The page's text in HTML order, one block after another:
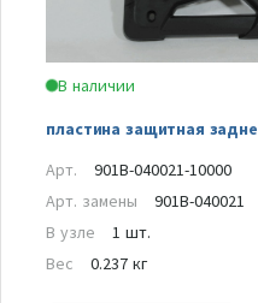
В наличии
пластина защитная
Арт.
901B-040021-10000
Арт. замены
901B-040021
В узле
1 шт.
Вес
0.237 кг